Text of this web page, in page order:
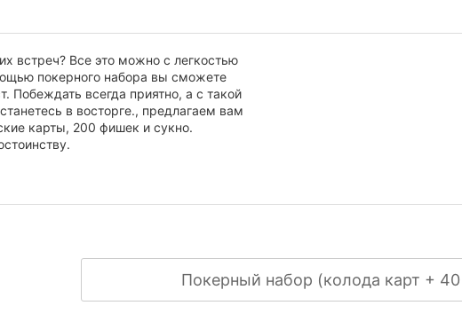
встреч? Все это можно с легкостью
покерного набора вы сможете
всегда приятно, а с такой
в восторге., предлагаем вам
карты, 200 фишек и сукно.
Покерный набор (колода карт +